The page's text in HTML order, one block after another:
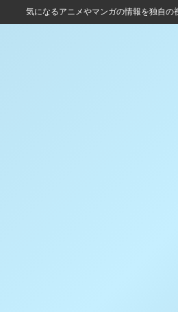
気になるアニメやマンガの情報を独自の